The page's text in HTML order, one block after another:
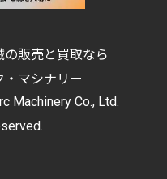
販売と買取なら
・マシナリー
Machinery Co., Ltd.